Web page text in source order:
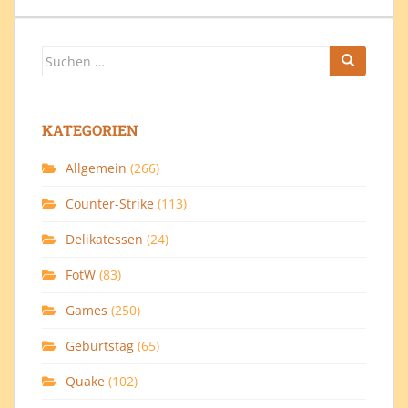
Suchen
KATEGORIEN
Allgemein (266)
Counter-Strike (113)
Delikatessen (24)
FotW (83)
Games (250)
Geburtstag (65)
Quake (102)